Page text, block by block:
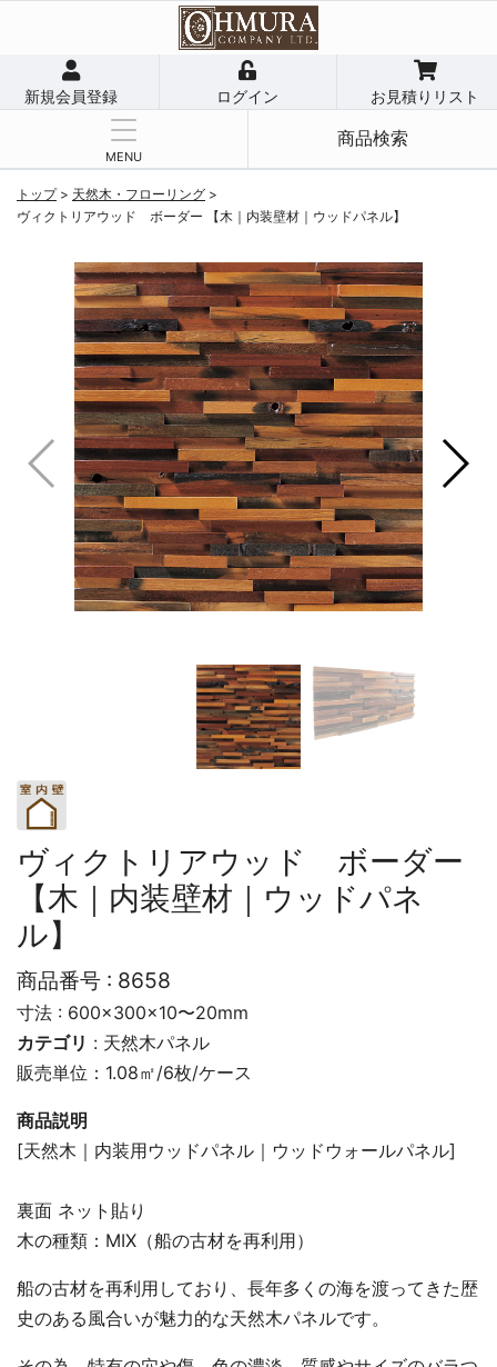
新規会員登録 ログイン お見積りリスト
MENU
商品検索
トップ> 天然木・フローリング >
ヴィクトリアウッド ボーダー 【木｜内装壁材｜ウッドパネル】
ヴィクトリアウッド ボーダー
【木｜内装壁材｜ウッドパネ
ル】
商品番号 : 8658
寸法 : 600×300×10〜20mm
カテゴリ : 天然木パネル
販売単位：1.08㎡/6枚/ケース
商品説明
[天然木｜内装用ウッドパネル｜ウッドウォールパネル]
裏面 ネット貼り
木の種類：MIX（船の古材を再利用）
船の古材を再利用しており、長年多くの海を渡ってきた歴
史のある風合いが魅力的な天然木パネルです。